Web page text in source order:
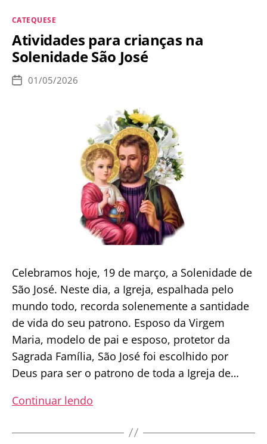
a
Ascensão
a
Assunção
de
Maria?
Categorias
CATEQUESE
Atividades para crianças na
Solenidade São José
Data01/05/2026
Celebramos hoje, 19 de março, a Solenidade de
São José. Neste dia, a Igreja, espalhada pelo
mundo todo, recorda solenemente a santidade
de vida do seu patrono. Esposo da Virgem
Maria, modelo de pai e esposo, protetor da
Sagrada Família, São José foi escolhido por
Deus para ser o patrono de toda a Igreja de…
Continuar lendo
crianças